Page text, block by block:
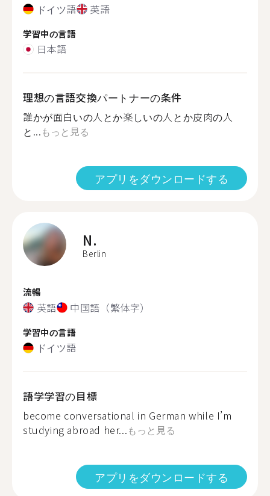
ドイツ語 英語
学習中の言語
日本語
理想の言語交換パートナーの条件
誰かが面白いの人とか楽しいの人とか皮肉の人
と...もっと見る
アプリをダウンロードする
N.
Berlin
流暢
英語 中国語（繁体字）
学習中の言語
ドイツ語
語学学習の目標
become conversational in German while I’m
studying abroad her...もっと見る
アプリをダウンロードする